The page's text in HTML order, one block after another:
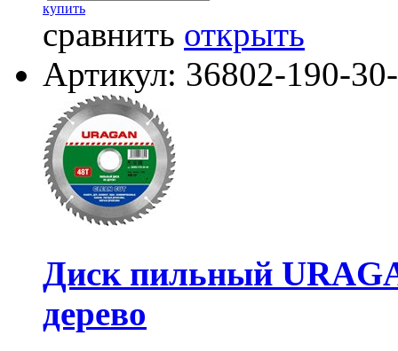
купить
сравнить открыть
Артикул: 36802-190-
Диск пильный
дерево